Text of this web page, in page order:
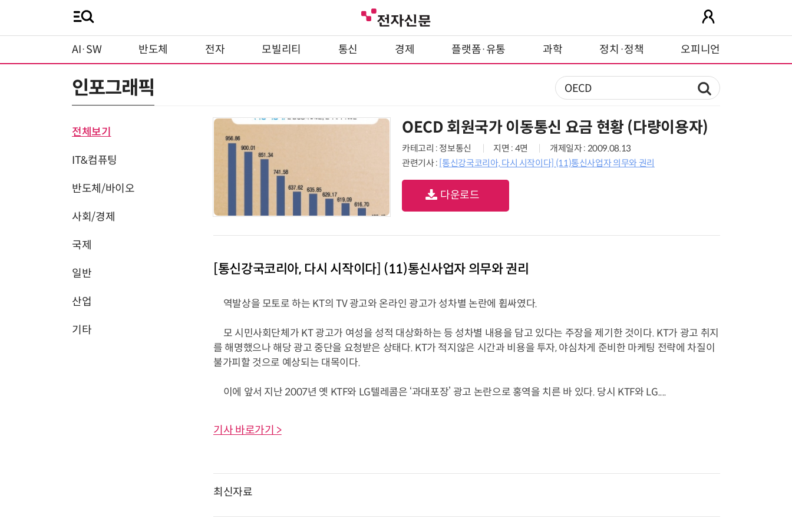
AI·SW 반도체 전자 모빌리티 통신 경제 플랫폼·유통 과학 정치·정책 오피니언
인포그래픽
전체보기
IT&컴퓨팅
반도체/바이오
사회/경제
국제
일반
산업
기타
OECD 회원국가 이동통신 요금 현황 (다량이용자)
카테고리 : 정보통신 지면 : 4면
개제일자 : 2009.08.13
관련기사 : [통신강국코리아, 다시 시작이다] (11)통신사업자 의무와 권리
다운로드
[통신강국코리아, 다시 시작이다] (11)통신사업자 의무와 권리
역발상을 모토로 하는 KT의 TV 광고와 온라인 광고가 성차별 논란에 휩싸였다.
모 시민사회단체가 KT 광고가 여성을 성적 대상화하는 등 성차별 내용을 담고 있다는 주장을 제기한 것이다. KT가 광고 취지
를 해명했으나 해당 광고 중단을 요청받은 상태다. KT가 적지않은 시간과 비용을 투자, 야심차게 준비한 마케팅 전략에 차질이
불가피할 것으로 예상되는 대목이다.
이에 앞서 지난 2007년 옛 KTF와 LG텔레콤은 ‘과대포장’ 광고 논란으로 홍역을 치른 바 있다. 당시 KTF와 LG....
기사 바로가기 >
최신자료